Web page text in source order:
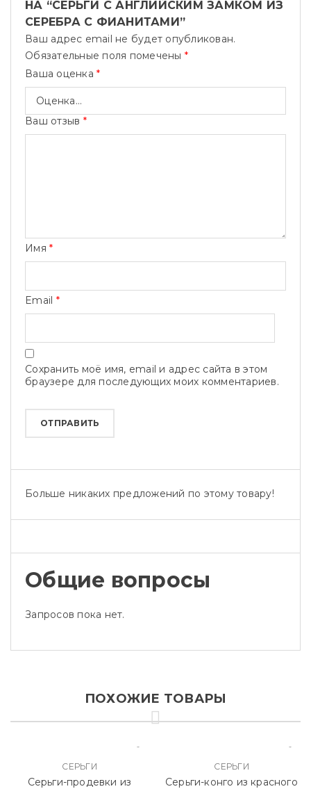
НА “СЕРЬГИ С АНГЛИЙСКИМ ЗАМКОМ ИЗ
СЕРЕБРА С ФИАНИТАМИ”
Ваш адрес email не будет опубликован.
Обязательные поля помечены *
Ваша оценка *
Ваш отзыв *
Имя *
Email *
Сохранить моё имя, email и адрес сайта в этом
браузере для последующих моих комментариев.
Больше никаких предложений по этому товару!
Общие вопросы
Запросов пока нет.
ПОХОЖИЕ ТОВАРЫ
СЕРЬГИ
Серьги-продевки из
СЕРЬГИ
Серьги-конго из красного